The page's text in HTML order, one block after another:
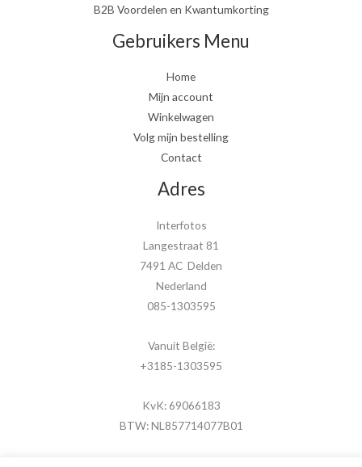
B2B Voordelen en Kwantumkorting
Gebruikers Menu
Home
Mijn account
Winkelwagen
Volg mijn bestelling
Contact
Adres
Interfotos
Langestraat 81
7491 AC Delden
Nederland
085-1303595
Vanuit België:
+3185-1303595
KvK: 69066183
BTW: NL857714077B01